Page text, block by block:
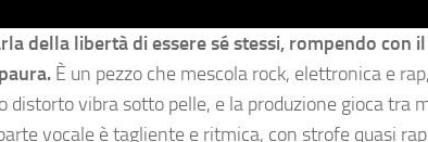
della libertà di essere sé stessi, rompendo con
È un pezzo che mescola rock, elettronica e
distorto vibra sotto pelle, e la produzione gioca tra
vocale è tagliente e ritmica, con strofe quasi